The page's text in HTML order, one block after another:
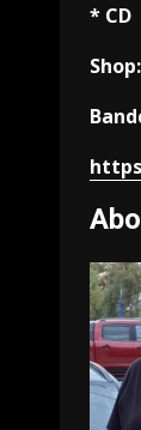
* CD
Shop: